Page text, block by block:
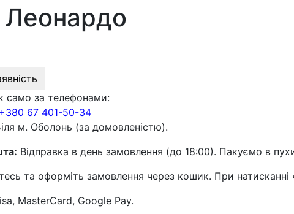
Леонардо
само за телефонами:
+380 67 401-50-34
м. Оболонь (за домовленістю).
Відправка в день замовлення (до 18:00). Пакуємо в
та оформіть замовлення через кошик. При
MasterCard, Google Pay.